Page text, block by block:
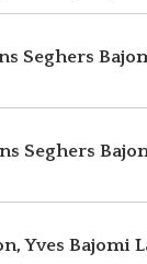
Seghers
Seghers
Yves Bajomi